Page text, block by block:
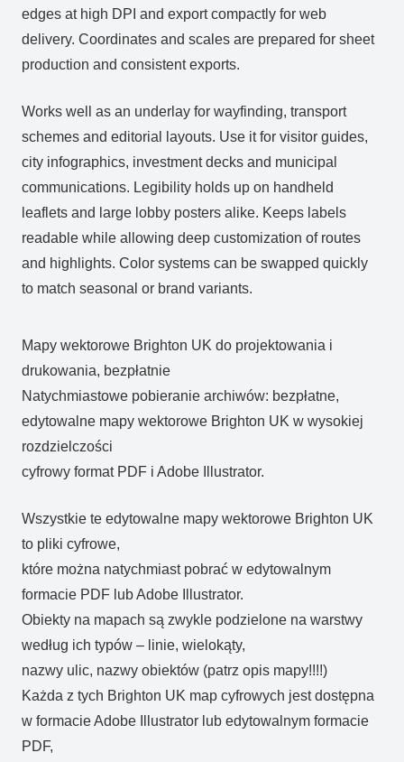
edges at high DPI and export compactly for web
delivery. Coordinates and scales are prepared for sheet
production and consistent exports.
Works well as an underlay for wayfinding, transport
schemes and editorial layouts. Use it for visitor guides,
city infographics, investment decks and municipal
communications. Legibility holds up on handheld
leaflets and large lobby posters alike. Keeps labels
readable while allowing deep customization of routes
and highlights. Color systems can be swapped quickly
to match seasonal or brand variants.
Mapy wektorowe Brighton UK do projektowania i
drukowania, bezpłatnie
Natychmiastowe pobieranie archiwów: bezpłatne,
edytowalne mapy wektorowe Brighton UK w wysokiej
rozdzielczości
cyfrowy format PDF i Adobe Illustrator.
Wszystkie te edytowalne mapy wektorowe Brighton UK
to pliki cyfrowe,
które można natychmiast pobrać w edytowalnym
formacie PDF lub Adobe Illustrator.
Obiekty na mapach są zwykle podzielone na warstwy
według ich typów – linie, wielokąty,
nazwy ulic, nazwy obiektów (patrz opis mapy!!!!)
Każda z tych Brighton UK map cyfrowych jest dostępna
w formacie Adobe Illustrator lub edytowalnym formacie
PDF,